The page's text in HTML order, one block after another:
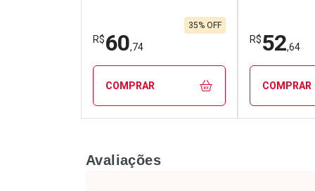
Por R$ 64,31/cada
Por R$ 64,31/cada
Por R$
Por R$
R$60,74
35% OFF
COMPRAR
Laboratório
Por Menos
R$52,64
COMPRAR
Avaliações